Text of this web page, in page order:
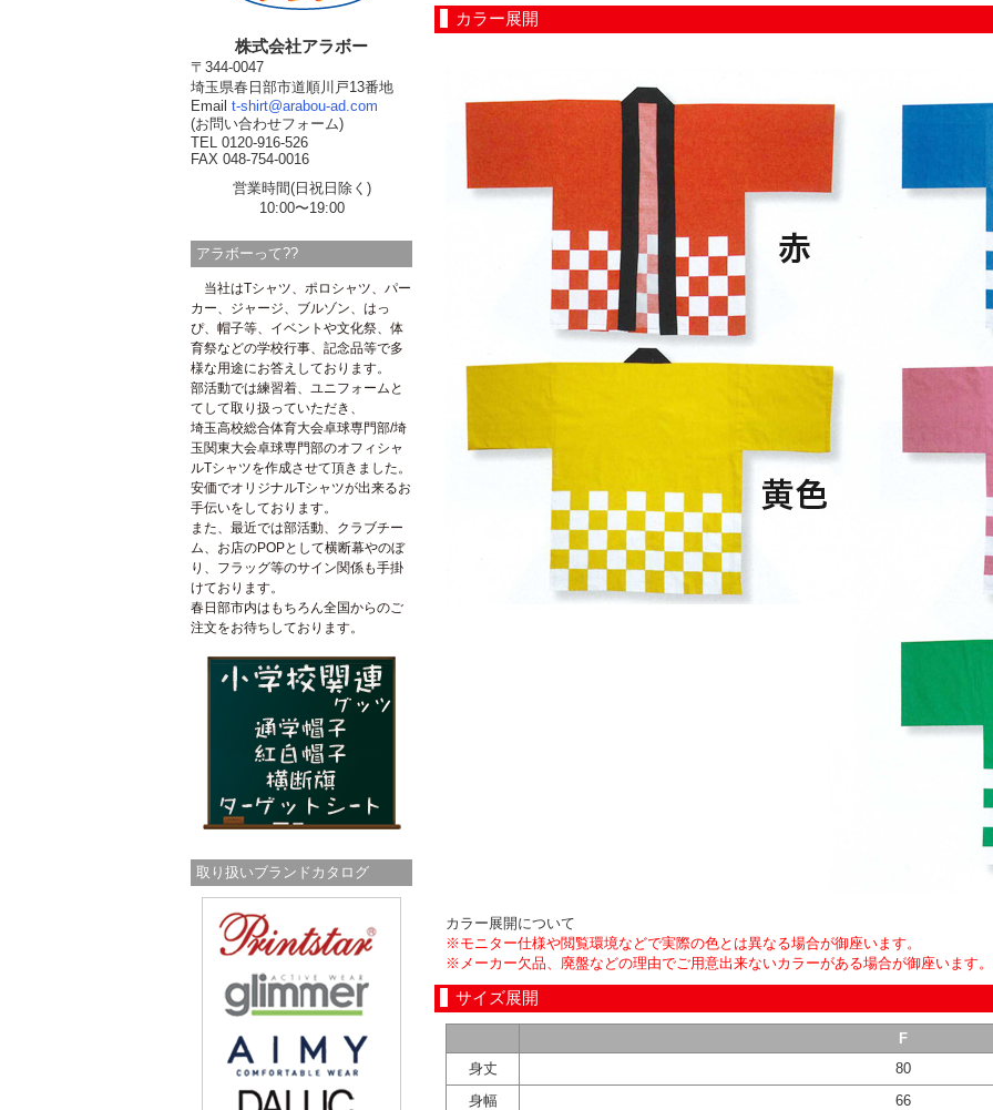
株式会社アラボー
〒344-0047
埼玉県春日部市道順川戸13番地
Email t-shirt@arabou-ad.com
(お問い合わせフォーム)
TEL 0120-916-526
FAX 048-754-0016
営業時間(日祝日除く)
10:00〜19:00
アラボーって??
当社はTシャツ、ポロシャツ、パー
カー、ジャージ、ブルゾン、はっ
ぴ、帽子等、イベントや文化祭、体
育祭などの学校行事、記念品等で多
様な用途にお答えしております。
部活動では練習着、ユニフォームと
てして取り扱っていただき、
埼玉高校総合体育大会卓球専門部/埼
玉関東大会卓球専門部のオフィシャ
ルTシャツを作成させて頂きました。
安価でオリジナルTシャツが出来るお
手伝いをしております。
また、最近では部活動、クラブチー
ム、お店のPOPとして横断幕やのぼ
り、フラッグ等のサイン関係も手掛
けております。
春日部市内はもちろん全国からのご
注文をお待ちしております。
取り扱いブランドカタログ
カラー展開
カラー展開について
※モニター仕様や閲覧環境などで実際の色とは異なる場合が御座います。
※メーカー欠品、廃盤などの理由でご用意出来ないカラーがある場合が御座います。
サイズ展開
F
身丈
80
身幅
66